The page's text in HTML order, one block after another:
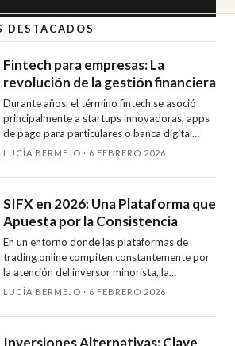
DESTACADOS
Fintech para empresas: La
revolución de la gestión financiera
Durante años, el término fintech se asoció
principalmente a startups innovadoras, apps
de pago para particulares o banca digital
orientada al consumidor. Sin embargo, esa
LUCÍA BERMEJO · 6 FEBRERO 2026
SIFX en 2026: Una Plataforma que
Apuesta por la Consistencia
En un entorno donde las plataformas de
trading online compiten constantemente por
la atención del inversor minorista, la
diferenciación real suele aparecer con el uso
LUCÍA BERMEJO · 6 FEBRERO 2026